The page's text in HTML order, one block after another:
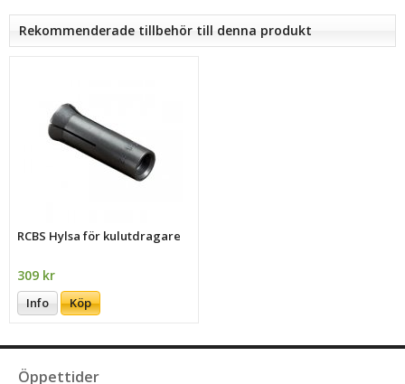
Rekommenderade tillbehör till denna produkt
RCBS Hylsa för kulutdragare
309 kr
Info Köp
Öppettider